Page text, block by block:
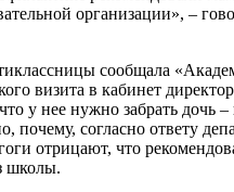
организации», –
сообщала
визита в кабинет
у нее нужно забрать дочь –
почему, согласно ответу
отрицают, что
школы.